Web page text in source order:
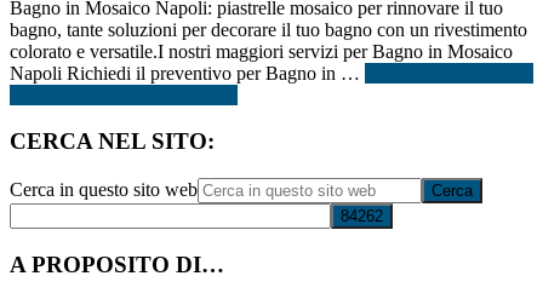
Bagno in Mosaico Napoli: piastrelle mosaico per rinnovare il tuo
bagno, tante soluzioni per decorare il tuo bagno con un rivestimento
colorato e versatile.I nostri maggiori servizi per Bagno in Mosaico
Napoli Richiedi il preventivo per Bagno in …
CERCA NEL SITO:
Cerca in questo sito web
A PROPOSITO DI…